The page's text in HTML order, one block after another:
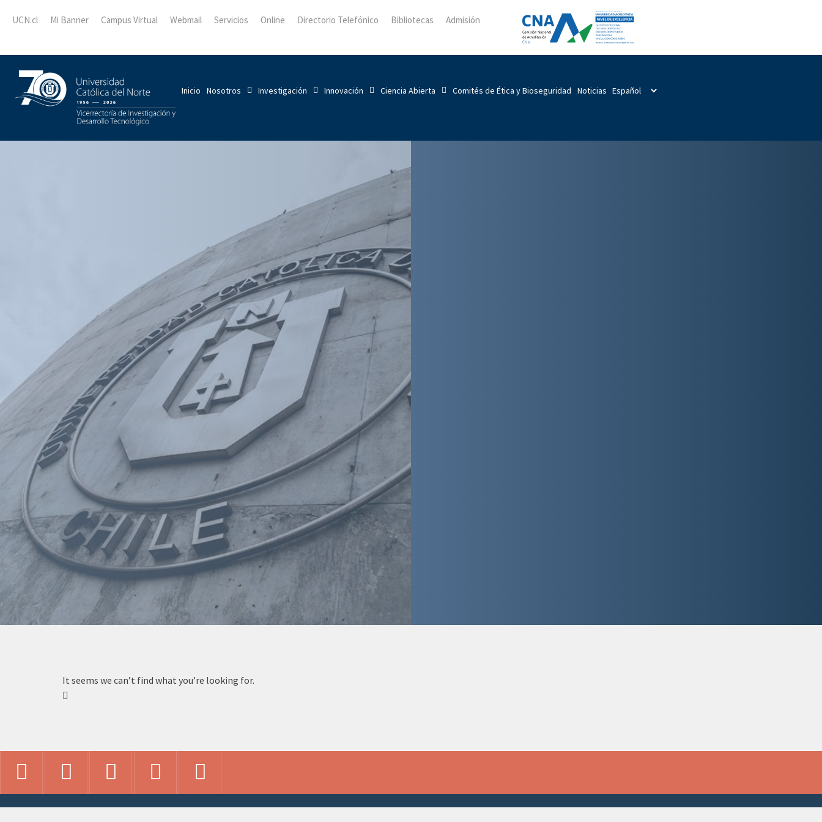
UCN.cl Mi Banner Campus Virtual Webmail Servicios Online Directorio Telefónico Bibliotecas Admisión
Inicio Nosotros Investigación Innovación Ciencia Abierta Comités de Ética y Bioseguridad Noticias
It seems we can’t find what you’re looking for.